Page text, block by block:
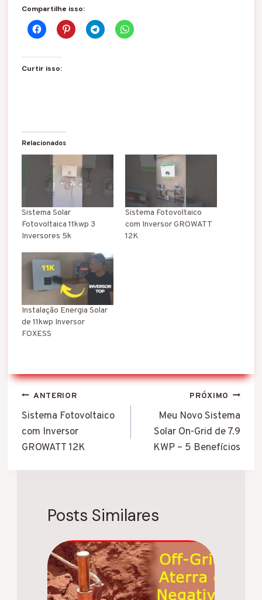
Compartilhe isso:
Curtir isso:
Relacionados
Sistema Solar
Fotovoltaica 11kwp 3
Inversores 5k
Sistema Fotovoltaico
com Inversor GROWATT
12K
Instalação Energia Solar
de 11kwp Inversor
FOXESS
Navegação
de
Post
ANTERIOR
Sistema Fotovoltaico
com Inversor
GROWATT 12K
PRÓXIMO
Meu Novo Sistema
Solar On-Grid de 7.9
KWP – 5 Benefícios
Posts Similares